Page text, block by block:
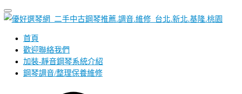
首頁
歡迎聯絡我們
加裝-靜音鋼琴系統介紹
鋼琴調音/整理保養維修